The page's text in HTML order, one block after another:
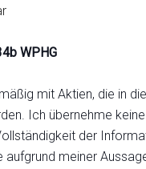
WPHG
mit Aktien, die in
Ich übernehme
der
aufgrund meiner